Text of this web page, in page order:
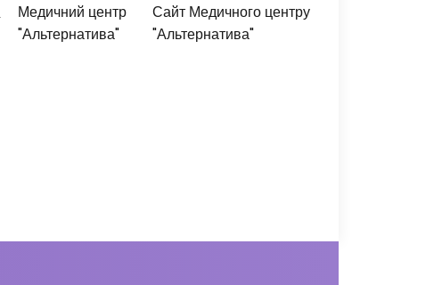
Медичний центр
"Альтернатива"
Сайт Медичного центру
"Альтернатива"